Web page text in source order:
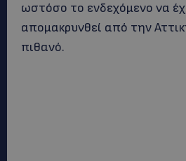
ωστόσο το ενδεχόμενο να
απομακρυνθεί από την
πιθανό.